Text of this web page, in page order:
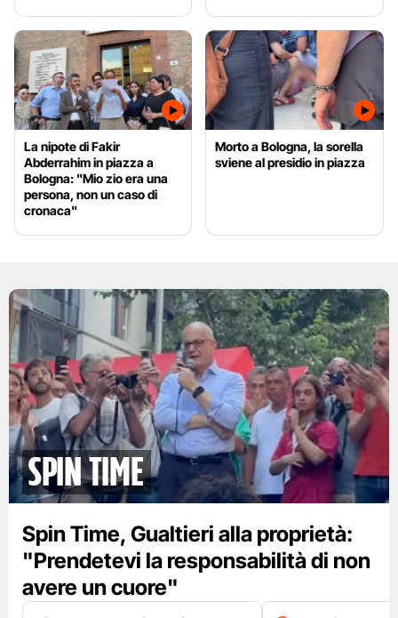
La nipote di Fakir
Abderrahim in piazza a
Bologna: "Mio zio era una
persona, non un caso di
cronaca"
Morto a Bologna, la sorella
sviene al presidio in piazza
spin time
Spin Time, Gualtieri alla proprietà:
"Prendetevi la responsabilità di non
avere un cuore"